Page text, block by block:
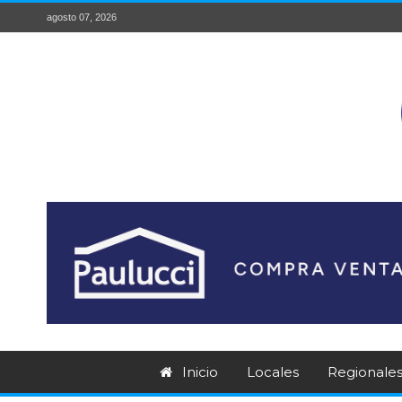
agosto 07, 2026
Inicio Locales Regionales